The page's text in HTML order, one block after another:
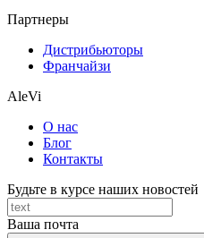
Партнеры
Дистрибьюторы
Франчайзи
AleVi
О нас
Блог
Контакты
Будьте в курсе наших новостей
Ваша почта